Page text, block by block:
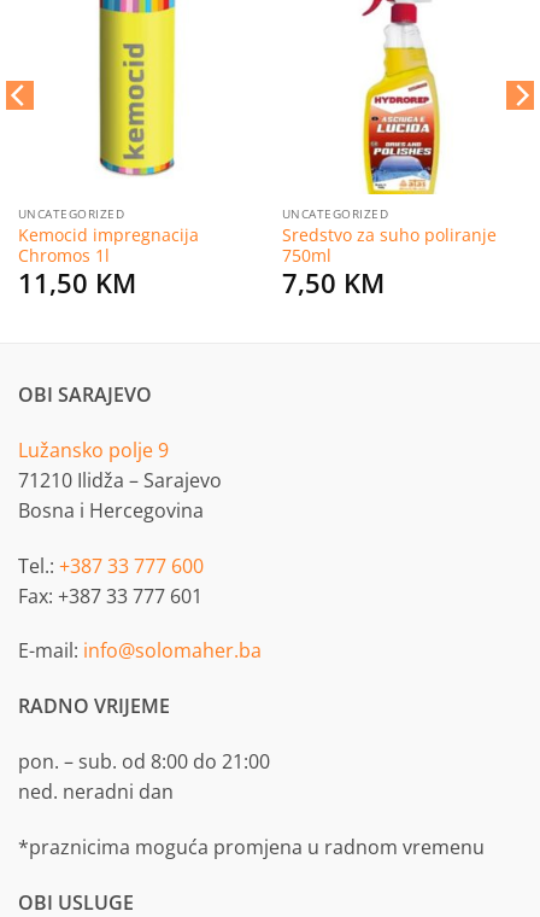
UNCATEGORIZED
Kemocid impregnacija
Chromos 1l
11,50 KM
UNCATEGORIZED
Sredstvo za suho poliranje
750ml
7,50 KM
OBI SARAJEVO
Lužansko polje 9
71210 Ilidža – Sarajevo
Bosna i Hercegovina
Tel.: +387 33 777 600
Fax: +387 33 777 601
E-mail: info@solomaher.ba
RADNO VRIJEME
pon. – sub. od 8:00 do 21:00
ned. neradni dan
*praznicima moguća promjena u radnom vremenu
OBI USLUGE